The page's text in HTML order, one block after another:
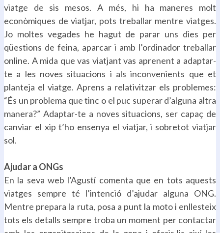
viatge de sis mesos. A més, hi ha maneres molt
econòmiques de viatjar, pots treballar mentre viatges.
Jo moltes vegades he hagut de parar uns dies per
qüestions de feina, aparcar i amb l’ordinador treballar
online. A mida que vas viatjant vas aprenent a adaptar-
te a les noves situacions i als inconvenients que et
planteja el viatge. Aprens a relativitzar els problemes:
“És un problema que tinc o el puc superar d’alguna altra
manera?” Adaptar-te a noves situacions, ser capaç de
canviar el xip t’ho ensenya el viatjar, i sobretot viatjar
sol.
Ajudar a ONGs
En la seva web l’Agustí comenta que en tots aquests
viatges sempre té l’intenció d’ajudar alguna ONG.
Mentre prepara la ruta, posa a punt la moto i enllesteix
tots els detalls sempre troba un moment per contactar